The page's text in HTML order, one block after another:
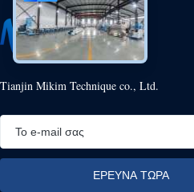
Tianjin Mikim Technique co., Ltd.